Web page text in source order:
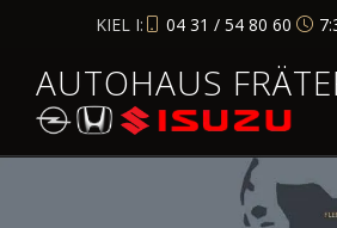
KIEL I: 04 31 / 54 80 60
AUTOHAUS